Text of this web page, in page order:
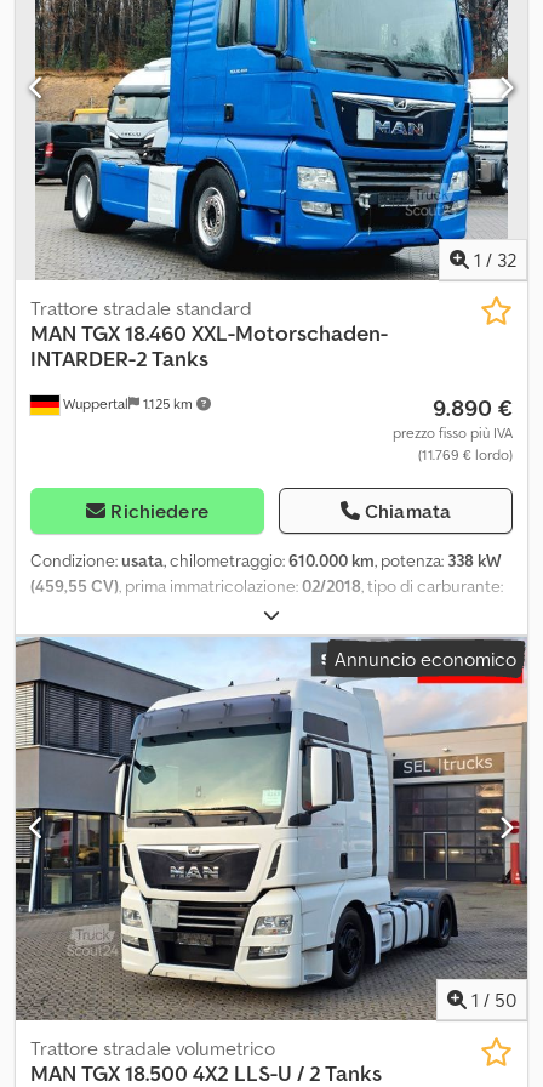
1 / 32
Wuppertal 1.125 km
Trattore stradale standard
MAN TGX 18.460 XXL-Motorschaden-
INTARDER-2 Tanks
9.890 €
prezzo fisso più IVA
(11.769 € lordo)
Richiedere Chiamata
Condizione:usata, chilometraggio:610.000 km, potenza: 338 kW
(459,55 CV) , prima immatricolazione:02/2018 , tipo di carburante:
18.000 kg
assi, prossima ispezione (TÜV):02/2026, freni:ritardatore, colore:
, tipo di ingranaggio: , classe di emissione:Euro 6,
Anno di produzione:2018, Equipaggiamento:ABS, aria
condizionata, filtro antiparticolato, programma elettronico di
stabilità (ESP), riscaldatore autonomo, veicolo incidentato
PREZZO NETTO * Motore danneggiato, crepa nel blocco *
Cabina XXL con 2 letti * Avviso distanza ACC * Sospensioni a
balestra/aria * Assistente alla frenata d'emergenza * Assistente
alla partenza in salita * ZF Intarder * 2 serbatoi (480l/240l) *
Frigorifero * Clima da fermo * Parasole * Veicolo tedesco *
Condizioni molto buone WhatsApp: Errori e vendita intermedia
riservati!! Vendita senza alcuna garanzia!! Dkedeyklgpepfx Ah Asr -
Parliamo russo - Parliamo inglese - Parliamo polacco - Parliamo
ucraino - Parliamo spagnolo
Annuncio economico
1 / 50
Trattore stradale volumetrico
MAN TGX 18.500 4X2 LLS-U / 2 Tanks